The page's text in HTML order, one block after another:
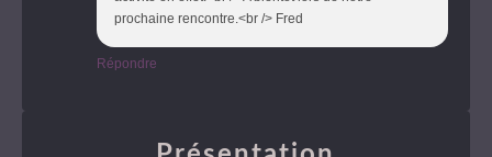
prochaine rencontre.<br /> Fred
Répondre